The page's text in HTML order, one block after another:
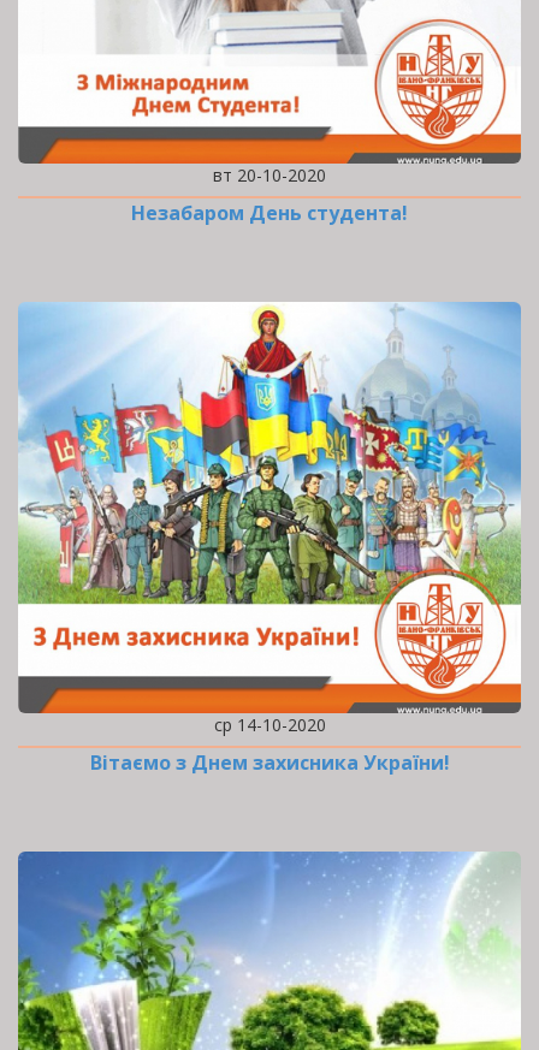
вт 20-10-2020
Незабаром День студента!
ср 14-10-2020
Вітаємо з Днем захисника України!